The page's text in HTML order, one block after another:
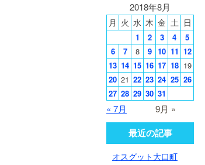
2018年8月
月 火 水 木 金 土 日
« 7月 9月 »
1 2 3 4
5
6
7 8 9 10 11 12
13 14 15 16 17 18 19
20 21 22 23 24 25 26
27 28 29 30 31
最近の記事
オスグット大口町